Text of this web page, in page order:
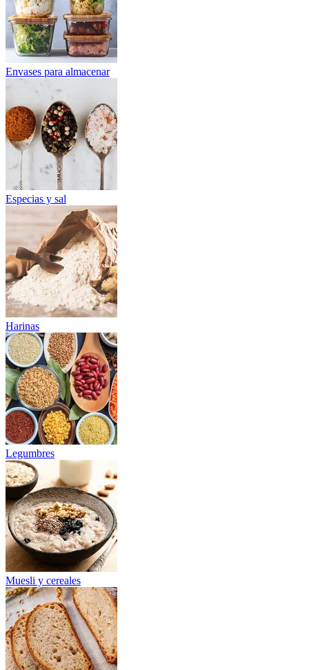
Envases para almacenar
Especias y sal
Harinas
Legumbres
Muesli y cereales